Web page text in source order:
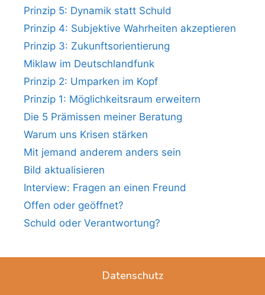
Prinzip 5: Dynamik statt Schuld
Prinzip 4: Subjektive Wahrheiten akzeptieren
Prinzip 3: Zukunftsorientierung
Miklaw im Deutschlandfunk
Prinzip 2: Umparken im Kopf
Prinzip 1: Möglichkeitsraum erweitern
Die 5 Prämissen meiner Beratung
Warum uns Krisen stärken
Mit jemand anderem anders sein
Bild aktualisieren
Interview: Fragen an einen Freund
Offen oder geöffnet?
Schuld oder Verantwortung?
Datenschutz